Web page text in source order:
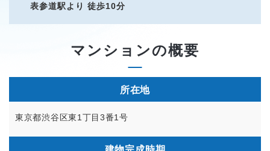
表参道駅より 徒歩10分
マンションの概要
所在地
東京都渋谷区東1丁目3番1号